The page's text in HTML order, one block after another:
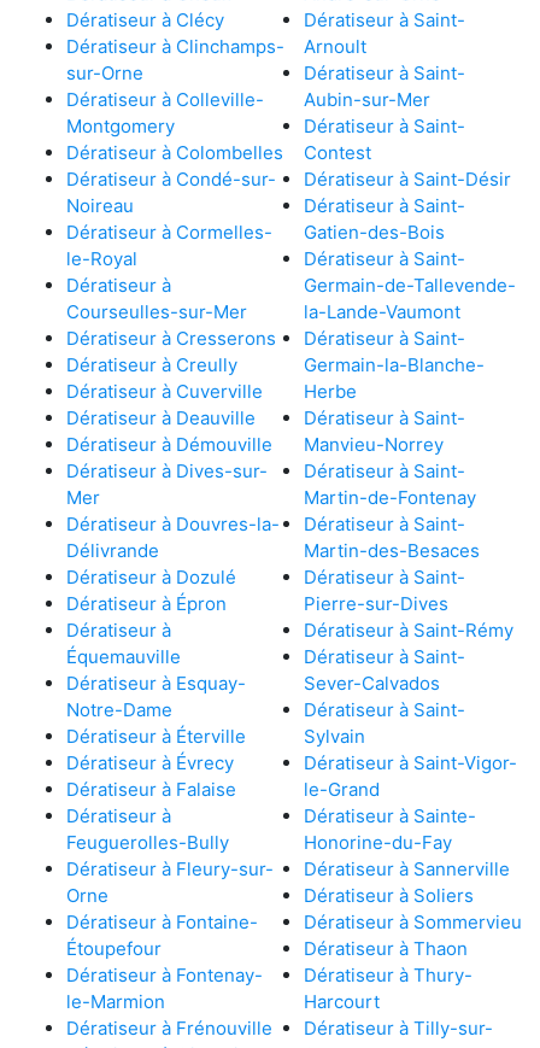
Dératiseur à Clécy
Dératiseur à Clinchamps-
sur-Orne
Dératiseur à Colleville-
Montgomery
Dératiseur à Colombelles
Dératiseur à Condé-sur-
Noireau
Dératiseur à Cormelles-
le-Royal
Dératiseur à
Courseulles-sur-Mer
Dératiseur à Cresserons
Dératiseur à Creully
Dératiseur à Cuverville
Dératiseur à Deauville
Dératiseur à Démouville
Dératiseur à Dives-sur-
Mer
Dératiseur à Douvres-la-
Délivrande
Dératiseur à Dozulé
Dératiseur à Épron
Dératiseur à
Équemauville
Dératiseur à Esquay-
Notre-Dame
Dératiseur à Éterville
Dératiseur à Évrecy
Dératiseur à Falaise
Dératiseur à
Feuguerolles-Bully
Dératiseur à Fleury-sur-
Orne
Dératiseur à Fontaine-
Étoupefour
Dératiseur à Fontenay-
le-Marmion
Dératiseur à Frénouville
Dératiseur à Saint-
Arnoult
Dératiseur à Saint-
Aubin-sur-Mer
Dératiseur à Saint-
Contest
Dératiseur à Saint-Désir
Dératiseur à Saint-
Gatien-des-Bois
Dératiseur à Saint-
Germain-de-Tallevende-
la-Lande-Vaumont
Dératiseur à Saint-
Germain-la-Blanche-
Herbe
Dératiseur à Saint-
Manvieu-Norrey
Dératiseur à Saint-
Martin-de-Fontenay
Dératiseur à Saint-
Martin-des-Besaces
Dératiseur à Saint-
Pierre-sur-Dives
Dératiseur à Saint-Rémy
Dératiseur à Saint-
Sever-Calvados
Dératiseur à Saint-
Sylvain
Dératiseur à Saint-Vigor-
le-Grand
Dératiseur à Sainte-
Honorine-du-Fay
Dératiseur à Sannerville
Dératiseur à Soliers
Dératiseur à Sommervieu
Dératiseur à Thaon
Dératiseur à Thury-
Harcourt
Dératiseur à Tilly-sur-